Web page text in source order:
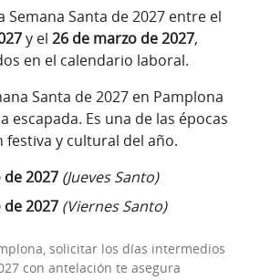
Semana Santa de 2027 entre el
y el 26 de marzo de 2027,
en el calendario laboral.
Santa de 2027 en Pamplona
escapada. Es una de las épocas
festiva y cultural del año.
2027 (Jueves Santo)
2027 (Viernes Santo)
solicitar los días intermedios
con antelación te asegura